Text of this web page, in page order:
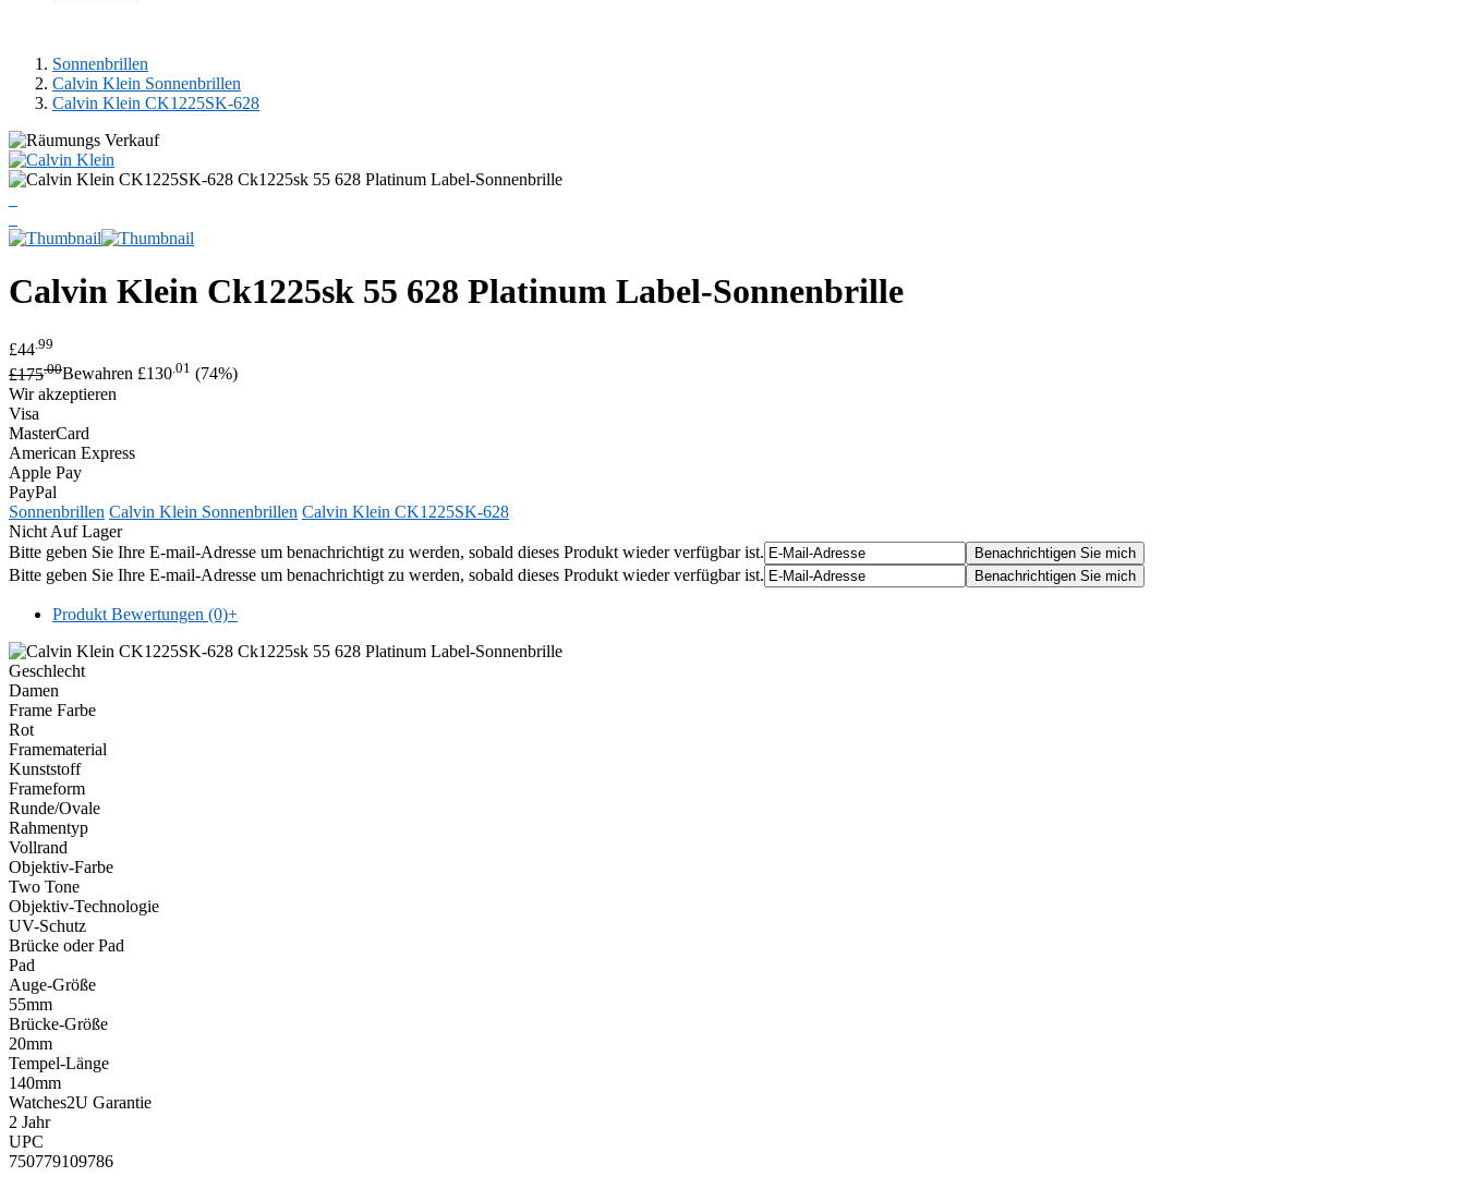
Sonnenbrillen
Calvin Klein Sonnenbrillen
Calvin Klein CK1225SK-628
Calvin Klein Ck1225sk 55 628 Platinum Label-Sonnenbrille
£44 .99
£175.00Bewahren £130.01 (74%)
Wir akzeptieren
Visa
MasterCard
American Express
Apple Pay
PayPal
Sonnenbrillen Calvin Klein Sonnenbrillen Calvin Klein CK1225SK-628
Nicht Auf Lager
Bitte geben Sie Ihre E-mail-Adresse um benachrichtigt zu werden, sobald dieses Produkt wieder verfügbar ist.
Bitte geben Sie Ihre E-mail-Adresse um benachrichtigt zu werden, sobald dieses Produkt wieder verfügbar ist.
Produkt Bewertungen (0)+
Geschlecht
Damen
Frame Farbe
Rot
Framematerial
Kunststoff
Frameform
Runde/Ovale
Rahmentyp
Vollrand
Objektiv-Farbe
Two Tone
Objektiv-Technologie
UV-Schutz
Brücke oder Pad
Pad
Auge-Größe
55mm
Brücke-Größe
20mm
Tempel-Länge
140mm
Watches2U Garantie
2 Jahr
UPC
750779109786